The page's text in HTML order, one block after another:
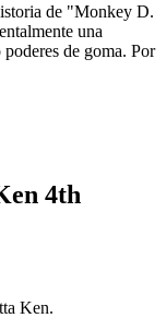
de "Monkey D.
una
de goma. Por
4th
Ken.